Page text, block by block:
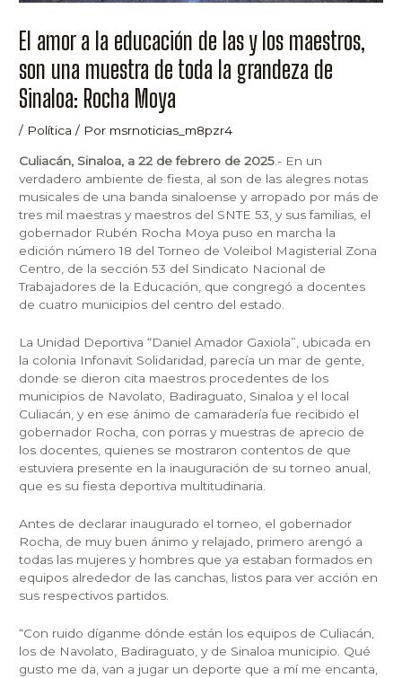
El amor a la educación de las y los maestros,
son una muestra de toda la grandeza de
Sinaloa: Rocha Moya
/ Política / Por msrnoticias_m8pzr4
Culiacán, Sinaloa, a 22 de febrero de 2025 .- En un
verdadero ambiente de fiesta, al son de las alegres notas
musicales de una banda sinaloense y arropado por más de
tres mil maestras y maestros del SNTE 53, y sus familias, el
gobernador Rubén Rocha Moya puso en marcha la
edición número 18 del Torneo de Voleibol Magisterial Zona
Centro, de la sección 53 del Sindicato Nacional de
Trabajadores de la Educación, que congregó a docentes
de cuatro municipios del centro del estado.
La Unidad Deportiva “Daniel Amador Gaxiola”, ubicada en
la colonia Infonavit Solidaridad, parecía un mar de gente,
donde se dieron cita maestros procedentes de los
municipios de Navolato, Badiraguato, Sinaloa y el local
Culiacán, y en ese ánimo de camaradería fue recibido el
gobernador Rocha, con porras y muestras de aprecio de
los docentes, quienes se mostraron contentos de que
estuviera presente en la inauguración de su torneo anual,
que es su fiesta deportiva multitudinaria.
Antes de declarar inaugurado el torneo, el gobernador
Rocha, de muy buen ánimo y relajado, primero arengó a
todas las mujeres y hombres que ya estaban formados en
equipos alrededor de las canchas, listos para ver acción en
sus respectivos partidos.
“Con ruido díganme dónde están los equipos de Culiacán,
los de Navolato, Badiraguato, y de Sinaloa municipio. Qué
gusto me da, van a jugar un deporte que a mí me encanta,